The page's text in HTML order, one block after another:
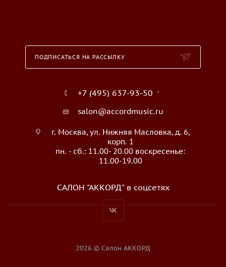
ПОДПИСАТЬСЯ НА РАССЫЛКУ
+7 (495) 637-93-50
salon@accordmusic.ru
г. Москва, ул. Нижняя Масловка, д. 6,
корп. 1
пн. - сб.: 11.00- 20.00 воскресенье:
11.00-19.00
САЛОН "АККОРД" в соцсетях
2026 © Салон АККОРД